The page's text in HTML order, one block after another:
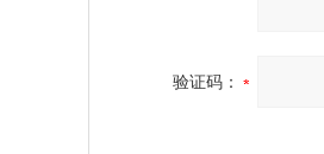
验证码：